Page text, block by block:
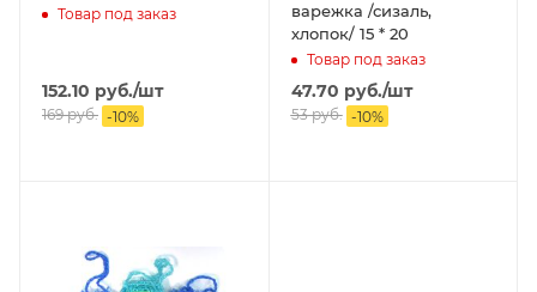
Товар под заказ
152.10 руб./шт
169руб. -10%
варежка /сизаль,
хлопок/ 15 * 20
Товар под заказ
47.70 руб./шт
53руб. -10%